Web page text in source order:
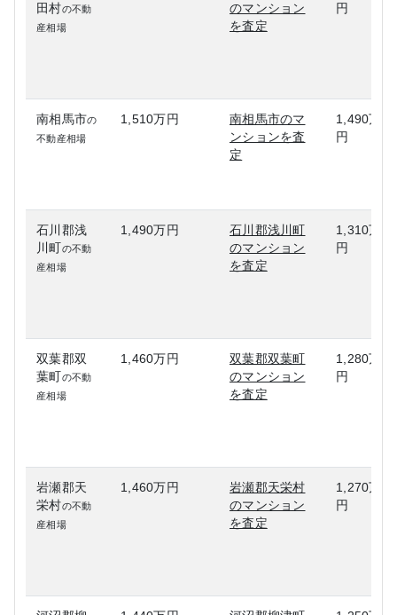
田村の不動
産相場
のマンション
を査定
円
南相馬市の
不動産相場
1,510万円
南相馬市のマ
ンションを査
定
1,490万
円
石川郡浅
川町の不動
産相場
1,490万円
石川郡浅川町
のマンション
を査定
1,310万
円
双葉郡双
葉町の不動
産相場
1,460万円
双葉郡双葉町
のマンション
を査定
1,280万
円
岩瀬郡天
栄村の不動
産相場
1,460万円
岩瀬郡天栄村
のマンション
を査定
1,270万
円